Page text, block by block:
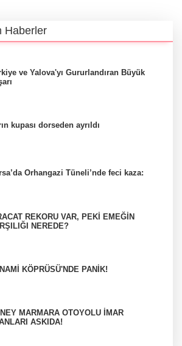
Haberler
ve Yalova'yı Gururlandıran Büyük
kupası dorseden ayrıldı
Orhangazi Tüneli’nde feci kaza:
REKORU VAR, PEKİ EMEĞİN
NEREDE?
KÖPRÜSÜ'NDE PANİK!
MARMARA OTOYOLU İMAR
ASKIDA!